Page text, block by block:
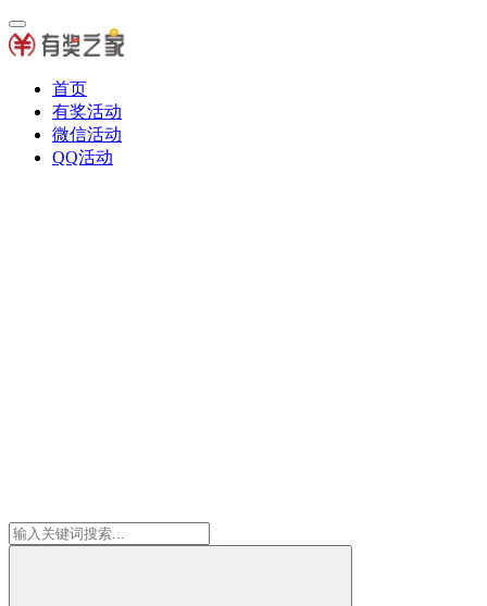
首页
有奖活动
微信活动
QQ活动